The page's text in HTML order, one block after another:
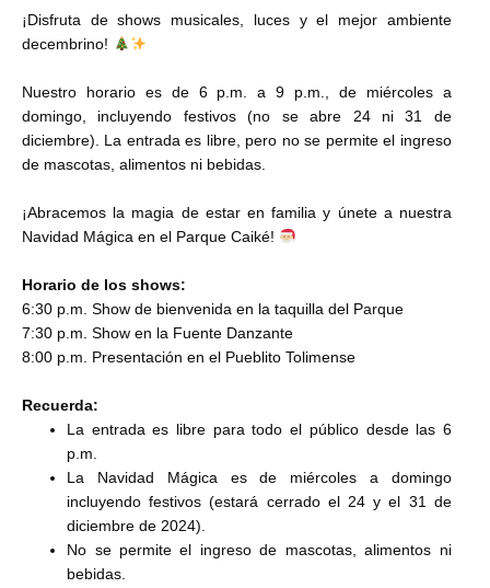
¡Disfruta de shows musicales, luces y el mejor ambiente
decembrino!
Nuestro horario es de 6 p.m. a 9 p.m., de miércoles a
domingo, incluyendo festivos (no se abre 24 ni 31 de
diciembre). La entrada es libre, pero no se permite el ingreso
de mascotas, alimentos ni bebidas.
¡Abracemos la magia de estar en familia y únete a nuestra
Navidad Mágica en el Parque Caiké!
Horario de los shows:
6:30 p.m. Show de bienvenida en la taquilla del Parque
7:30 p.m. Show en la Fuente Danzante
8:00 p.m. Presentación en el Pueblito Tolimense
Recuerda:
La entrada es libre para todo el público desde las 6
p.m.
La Navidad Mágica es de miércoles a domingo
incluyendo festivos (estará cerrado el 24 y el 31 de
diciembre de 2024).
No se permite el ingreso de mascotas, alimentos ni
bebidas.